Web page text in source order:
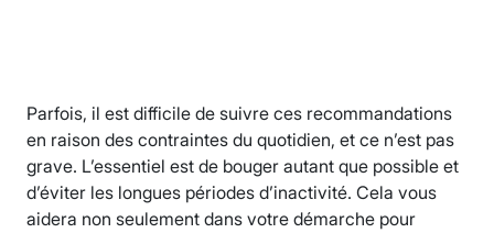
Parfois, il est difficile de suivre ces recommandations
en raison des contraintes du quotidien, et ce n’est pas
grave. L’essentiel est de bouger autant que possible et
d’éviter les longues périodes d’inactivité. Cela vous
aidera non seulement dans votre démarche pour